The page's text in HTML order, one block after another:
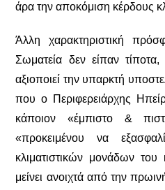
άρα την αποκόμιση κέρδους
Άλλη χαρακτηριστική
Σωματεία δεν είπαν τίποτα,
αξιοποιεί την υπαρκτή
που ο Περιφερειάρχης
κάποιον «έμπιστο &
«προκειμένου να
κλιματιστικών μονάδων
μείνει ανοιχτά από την